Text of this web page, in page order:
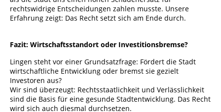
rechtswidrige Entscheidungen zahlen musste. Unsere
Erfahrung zeigt: Das Recht setzt sich am Ende durch.
Fazit: Wirtschaftsstandort oder Investitionsbremse?
Lingen steht vor einer Grundsatzfrage: Fördert die Stadt
wirtschaftliche Entwicklung oder bremst sie gezielt
Investoren aus?
Wir sind überzeugt: Rechtsstaatlichkeit und Verlässlichkeit
sind die Basis für eine gesunde Stadtentwicklung. Das Recht
wird sich auch diesmal durchsetzen.